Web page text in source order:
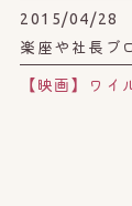
2015/04/28
楽座や社長ブ